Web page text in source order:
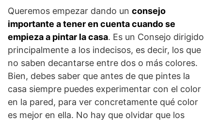
Queremos empezar dando un consejo
importante a tener en cuenta cuando se
empieza a pintar la casa. Es un Consejo dirigido
principalmente a los indecisos, es decir, los que
no saben decantarse entre dos o más colores.
Bien, debes saber que antes de que pintes la
casa siempre puedes experimentar con el color
en la pared, para ver concretamente qué color
es mejor en ella. No hay que olvidar que los